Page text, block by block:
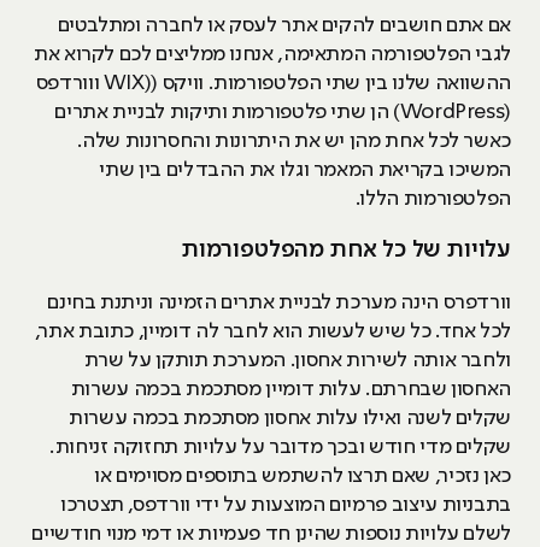
אם אתם חושבים להקים אתר לעסק או לחברה ומתלבטים
לגבי הפלטפורמה המתאימה, אנחנו ממליצים לכם לקרוא את
ההשוואה שלנו בין שתי הפלטפורמות. וויקס ((WIX ווורדפס
(WordPress) הן שתי פלטפורמות ותיקות לבניית אתרים
כאשר לכל אחת מהן יש את היתרונות והחסרונות שלה.
המשיכו בקריאת המאמר וגלו את ההבדלים בין שתי
הפלטפורמות הללו.
עלויות של כל אחת מהפלטפורמות
וורדפרס הינה מערכת לבניית אתרים הזמינה וניתנת בחינם
לכל אחד. כל שיש לעשות הוא לחבר לה דומיין, כתובת אתר,
ולחבר אותה לשירות אחסון. המערכת תותקן על שרת
האחסון שבחרתם. עלות דומיין מסתכמת בכמה עשרות
שקלים לשנה ואילו עלות אחסון מסתכמת בכמה עשרות
שקלים מדי חודש ובכך מדובר על עלויות תחזוקה זניחות.
כאן נזכיר, שאם תרצו להשתמש בתוספים מסוימים או
בתבניות עיצוב פרמיום המוצעות על ידי וורדפס, תצטרכו
לשלם עלויות נוספות שהינן חד פעמיות או דמי מנוי חודשיים